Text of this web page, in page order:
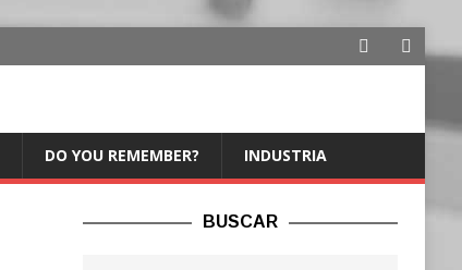
DO YOU REMEMBER? INDUSTRIA
BUSCAR